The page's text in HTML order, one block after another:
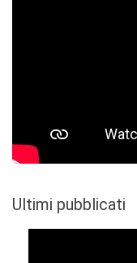
Ultimi pubblicati